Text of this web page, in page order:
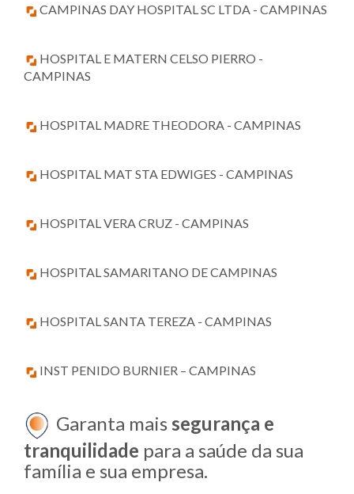
CAMPINAS DAY HOSPITAL SC LTDA - CAMPINAS
HOSPITAL E MATERN CELSO PIERRO -
CAMPINAS
HOSPITAL MADRE THEODORA - CAMPINAS
HOSPITAL MAT STA EDWIGES - CAMPINAS
HOSPITAL VERA CRUZ - CAMPINAS
HOSPITAL SAMARITANO DE CAMPINAS
HOSPITAL SANTA TEREZA - CAMPINAS
INST PENIDO BURNIER – CAMPINAS
Garanta mais segurança e
tranquilidade para a saúde da sua
família e sua empresa.